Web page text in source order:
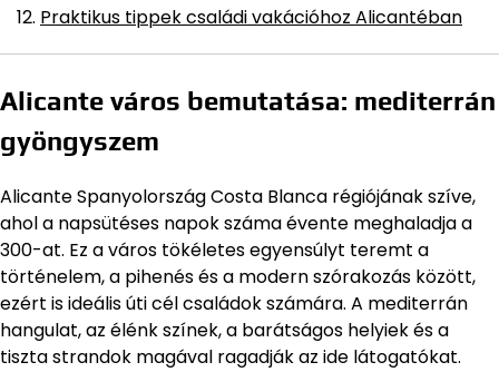
Praktikus tippek családi vakációhoz Alicantéban
Alicante város bemutatása: mediterrán
gyöngyszem
Alicante Spanyolország Costa Blanca régiójának szíve,
ahol a napsütéses napok száma évente meghaladja a
300-at. Ez a város tökéletes egyensúlyt teremt a
történelem, a pihenés és a modern szórakozás között,
ezért is ideális úti cél családok számára. A mediterrán
hangulat, az élénk színek, a barátságos helyiek és a
tiszta strandok magával ragadják az ide látogatókat.